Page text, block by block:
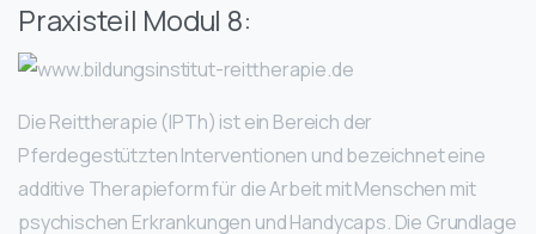
Praxisteil Modul 8:
Die Reittherapie (IPTh) ist ein Bereich der
Pferdegestützten Interventionen und bezeichnet eine
additive Therapieform für die Arbeit mit Menschen mit
psychischen Erkrankungen und Handycaps. Die Grundlage